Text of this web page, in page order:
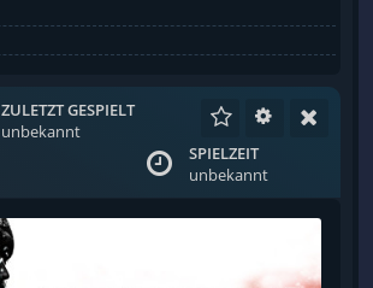
ZULETZT GESPIELT
unbekannt
SPIELZEIT
unbekannt